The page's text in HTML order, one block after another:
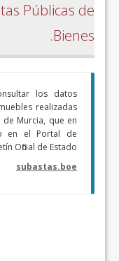
Públicas de
Bienes.
los datos
realizadas
Murcia, que en
en el Portal de
Oficial de Estado.
subastas.boe